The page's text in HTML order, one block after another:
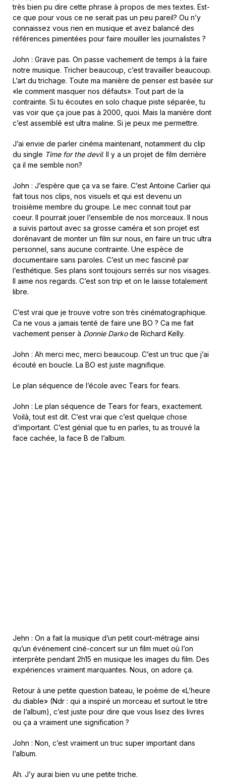
très bien pu dire cette phrase à propos de mes textes. Est-
ce que pour vous ce ne serait pas un peu pareil? Ou n’y
connaissez vous rien en musique et avez balancé des
références pimentées pour faire mouiller les journalistes ?
John : Grave pas. On passe vachement de temps à la faire
notre musique. Tricher beaucoup, c’est travailler beaucoup.
L’art du trichage. Toute ma manière de penser est basée sur
«le comment masquer nos défauts». Tout part de la
contrainte. Si tu écoutes en solo chaque piste séparée, tu
vas voir que ça joue pas à 2000, quoi. Mais la manière dont
c’est assemblé est ultra maline. Si je peux me permettre.
J’ai envie de parler cinéma maintenant, notamment du clip
du single Time for the devil. Il y a un projet de film derrière
ça il me semble non?
John : J’espère que ça va se faire. C’est Antoine Carlier qui
fait tous nos clips, nos visuels et qui est devenu un
troisième membre du groupe. Le mec connait tout par
coeur. Il pourrait jouer l’ensemble de nos morceaux. Il nous
a suivis partout avec sa grosse caméra et son projet est
dorénavant de monter un film sur nous, en faire un truc ultra
personnel, sans aucune contrainte. Une espèce de
documentaire sans paroles. C’est un mec fasciné par
l’esthétique. Ses plans sont toujours serrés sur nos visages.
Il aime nos regards. C’est son trip et on le laisse totalement
libre.
C’est vrai que je trouve votre son très cinématographique.
Ca ne vous a jamais tenté de faire une BO ? Ca me fait
vachement penser à Donnie Darkode Richard Kelly.
John : Ah merci mec, merci beaucoup. C’est un truc que j’ai
écouté en boucle. La BO est juste magnifique.
Le plan séquence de l’école avec Tears for fears.
John : Le plan séquence de Tears for fears, exactement.
Voilà, tout est dit. C’est vrai que c’est quelque chose
d’important. C’est génial que tu en parles, tu as trouvé la
face cachée, la face B de l’album.
Jehn : On a fait la musique d’un petit court-métrage ainsi
qu’un événement ciné-concert sur un film muet où l’on
interprète pendant 2h15 en musique les images du film. Des
expériences vraiment marquantes. Nous, on adore ça.
Retour à une petite question bateau, le poème de «L’heure
du diable» (Ndr : qui a inspiré un morceau et surtout le titre
de l’album), c’est juste pour dire que vous lisez des livres
ou ça a vraiment une signification ?
John : Non, c’est vraiment un truc super important dans
l’album.
Ah. J’y aurai bien vu une petite triche.